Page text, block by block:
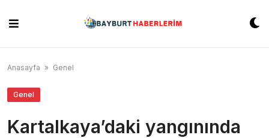
content
Anasayfa » Genel
Genel
Kartalkaya’daki yangınında